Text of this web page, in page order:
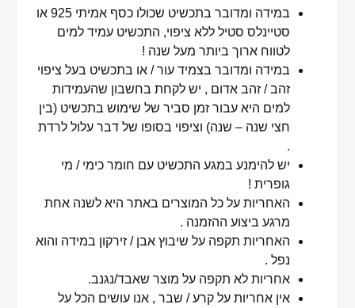
במידה ומדובר בתכשיט שכולו כסף אמיתי 925 או
סטיינלס סטיל ללא ציפוי, התכשיט עמיד למים
לטווח ארוך ביותר מעל שנה !
במידה ומדובר בצמיד עור / או בתכשיט בעל ציפוי
זהב / זהב אדום , יש לקחת בחשבון שהעמידות
למים היא עבור זמן סביר של שימוש בתכשיט (בין
חצי שנה – שנה) וציפוי בסופו של דבר עלול לרדת
.
יש להימנע במגע התכשיט עם חומר כימי / מי
גופרית !
האחריות על כל המוצרים באתר היא לשנה אחת
מרגע ביצוע ההזמנה .
האחריות תקפה על שיבוץ אבן / זירקון במידה והוא
נפל .
אחריות לא תקפה על מוצר שאבד/נגנב.
אין אחריות על קרע / שבר , אנו עושים הכל על